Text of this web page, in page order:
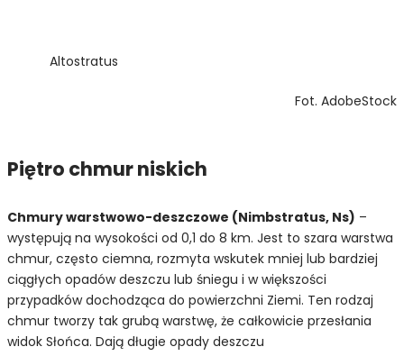
Altostratus
Fot. AdobeStock
Piętro chmur niskich
Chmury warstwowo-deszczowe (Nimbstratus, Ns) –
występują na wysokości od 0,1 do 8 km. Jest to szara warstwa
chmur, często ciemna, rozmyta wskutek mniej lub bardziej
ciągłych opadów deszczu lub śniegu i w większości
przypadków dochodząca do powierzchni Ziemi. Ten rodzaj
chmur tworzy tak grubą warstwę, że całkowicie przesłania
widok Słońca. Dają długie opady deszczu